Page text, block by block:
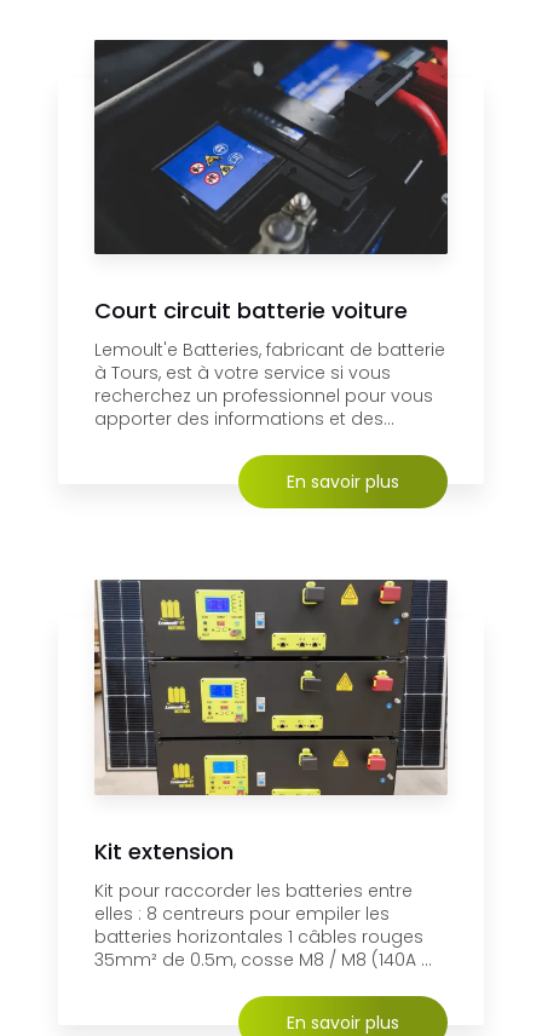
Court circuit batterie voiture
Lemoult'e Batteries, fabricant de batterie
à Tours, est à votre service si vous
recherchez un professionnel pour vous
apporter des informations et des...
En savoir plus
Kit extension
Kit pour raccorder les batteries entre
elles : 8 centreurs pour empiler les
batteries horizontales 1 câbles rouges
35mm² de 0.5m, cosse M8 / M8 (140A ...
En savoir plus